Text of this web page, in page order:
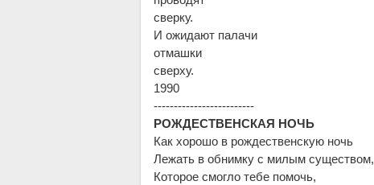
сверку.
И ожидают палачи
отмашки
сверху.
1990
-------------------------
РОЖДЕСТВЕНСКАЯ НОЧЬ
Как хорошо в рождественскую ночь
Лежать в обнимку с милым существом,
Которое смогло тебе помочь,